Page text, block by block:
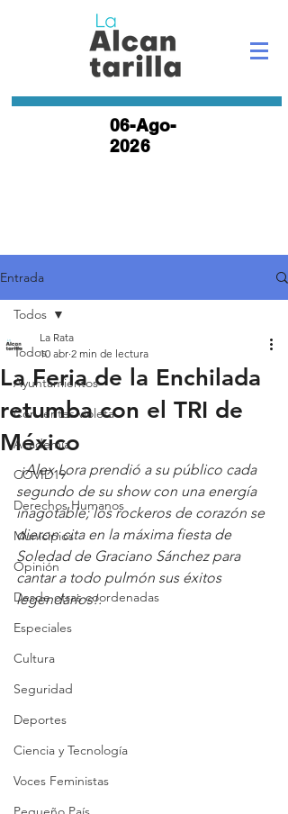
06-Ago-
2026
Entrada
Todos
Ayuntamientos
Con lentes violeta
Academia
COVID19
Derechos Humanos
Municipios
Opinión
Desde otras coordenadas
Especiales
Cultura
Seguridad
Deportes
Ciencia y Tecnología
Voces Feministas
Todos
La Feria de la Enchilada
retumba con el TRI de
México
La Rata
10 abr 2 min de lectura
¡Alex Lora prendió a su público cada
segundo de su show con una energía
inagotable; los rockeros de corazón se
dieron cita en la máxima fiesta de
Soledad de Graciano Sánchez para
cantar a todo pulmón sus éxitos
legendarios!.